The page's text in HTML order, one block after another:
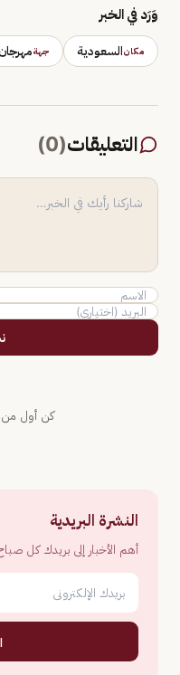
وَرَد في الخبر
مكانالسعودية جهة
التعليقات(
0
)
كن أول من
النشرة البريدية
أهم الأخبار إلى بريدك كل